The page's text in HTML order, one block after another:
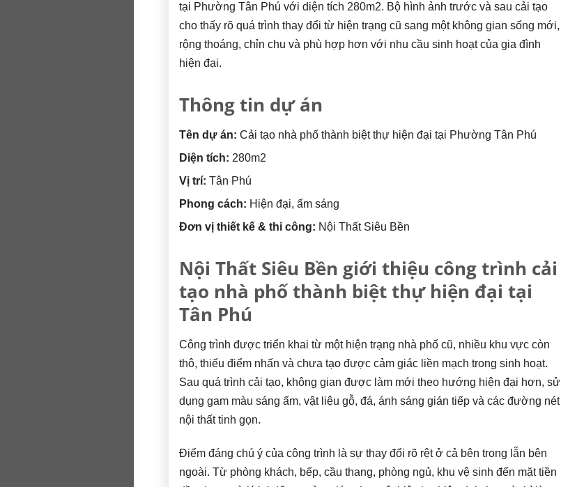
tại Phường Tân Phú với diện tích 280m2. Bộ hình ảnh trước và sau cải tạo
cho thấy rõ quá trình thay đổi từ hiện trạng cũ sang một không gian sống mới,
rộng thoáng, chỉn chu và phù hợp hơn với nhu cầu sinh hoạt của gia đình
hiện đại.
Thông tin dự án
Tên dự án: Cải tạo nhà phố thành biệt thự hiện đại tại Phường Tân Phú
Diện tích: 280m2
Vị trí: Tân Phú
Phong cách: Hiện đại, ấm sáng
Đơn vị thiết kế & thi công: Nội Thất Siêu Bền
Nội Thất Siêu Bền giới thiệu công trình cải
tạo nhà phố thành biệt thự hiện đại tại
Tân Phú
Công trình được triển khai từ một hiện trạng nhà phố cũ, nhiều khu vực còn
thô, thiếu điểm nhấn và chưa tạo được cảm giác liền mạch trong sinh hoạt.
Sau quá trình cải tạo, không gian được làm mới theo hướng hiện đại hơn, sử
dụng gam màu sáng ấm, vật liệu gỗ, đá, ánh sáng gián tiếp và các đường nét
nội thất tinh gọn.
Điểm đáng chú ý của công trình là sự thay đổi rõ rệt ở cả bên trong lẫn bên
ngoài. Từ phòng khách, bếp, cầu thang, phòng ngủ, khu vệ sinh đến mặt tiền